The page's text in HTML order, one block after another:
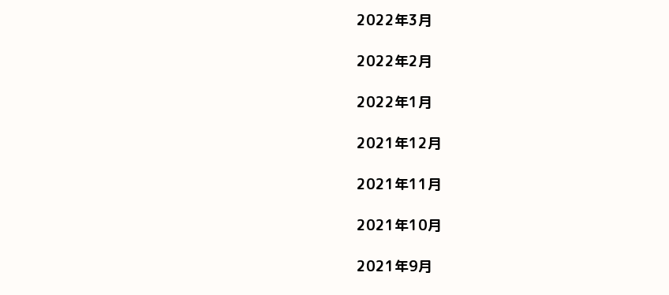
2022年3月
2022年2月
2022年1月
2021年12月
2021年11月
2021年10月
2021年9月